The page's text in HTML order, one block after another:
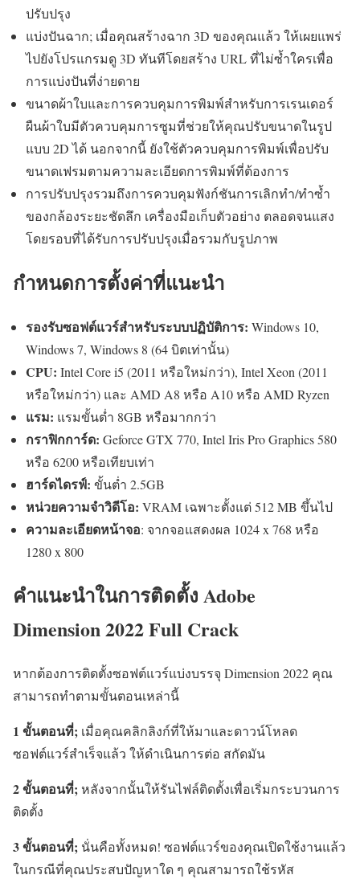
ปรับปรุง
แบ่งปันฉาก; เมื่อคุณสร้างฉาก 3D ของคุณแล้ว ให้เผยแพร่
ไปยังโปรแกรมดู 3D ทันทีโดยสร้าง URL ที่ไม่ซ้ำใครเพื่อ
การแบ่งปันที่ง่ายดาย
ขนาดผ้าใบและการควบคุมการพิมพ์สำหรับการเรนเดอร์
ผืนผ้าใบมีตัวควบคุมการซูมที่ช่วยให้คุณปรับขนาดในรูป
แบบ 2D ได้ นอกจากนี้ ยังใช้ตัวควบคุมการพิมพ์เพื่อปรับ
ขนาดเฟรมตามความละเอียดการพิมพ์ที่ต้องการ
การปรับปรุงรวมถึงการควบคุมฟังก์ชันการเลิกทำ/ทำซ้ำ
ของกล้องระยะชัดลึก เครื่องมือเก็บตัวอย่าง ตลอดจนแสง
โดยรอบที่ได้รับการปรับปรุงเมื่อรวมกับรูปภาพ
กำหนดการตั้งค่าที่แนะนำ
รองรับซอฟต์แวร์สำหรับระบบปฏิบัติการ: Windows 10,
Windows 7, Windows 8 (64 บิตเท่านั้น)
CPU: Intel Core i5 (2011 หรือใหม่กว่า), Intel Xeon (2011
หรือใหม่กว่า) และ AMD A8 หรือ A10 หรือ AMD Ryzen
แรม: แรมขั้นต่ำ 8GB หรือมากกว่า
กราฟิกการ์ด: Geforce GTX 770, Intel Iris Pro Graphics 580
หรือ 6200 หรือเทียบเท่า
ฮาร์ดไดรฟ์: ขั้นต่ำ 2.5GB
หน่วยความจำวิดีโอ: VRAM เฉพาะตั้งแต่ 512 MB ขึ้นไป
ความละเอียดหน้าจอ: จากจอแสดงผล 1024 x 768 หรือ
1280 x 800
คำแนะนำในการติดตั้ง Adobe
Dimension 2022 Full Crack
หากต้องการติดตั้งซอฟต์แวร์แบ่งบรรจุ Dimension 2022 คุณ
สามารถทำตามขั้นตอนเหล่านี้
1 ขั้นตอนที่; เมื่อคุณคลิกลิงก์ที่ให้มาและดาวน์โหลด
ซอฟต์แวร์สำเร็จแล้ว ให้ดำเนินการต่อ สกัดมัน
2 ขั้นตอนที่;หลังจากนั้นให้รันไฟล์ติดตั้งเพื่อเริ่มกระบวนการ
ติดตั้ง
3 ขั้นตอนที่; นั่นคือทั้งหมด! ซอฟต์แวร์ของคุณเปิดใช้งานแล้ว
ในกรณีที่คุณประสบปัญหาใด ๆ คุณสามารถใช้รหัส